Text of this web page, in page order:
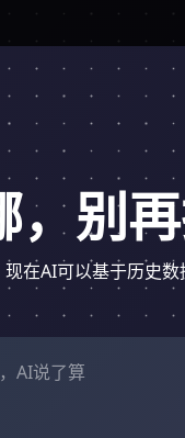
，别
在AI可以基于历史
AI说了算